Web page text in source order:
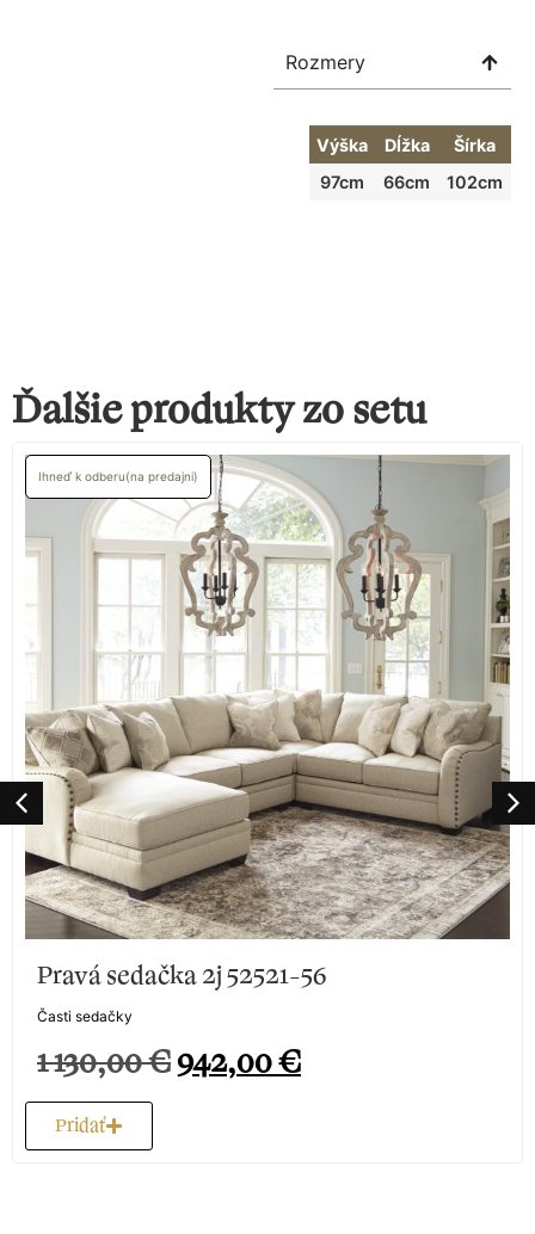
Rozmery
Výška Dĺžka
Šírka
97cm
66cm 102cm
Ďalšie produkty zo setu
Pravá sedačka 2j 52521-56
Časti sedačky
1 130,00€942,00€
Pridať
Ihneď k odberu(na predajni)